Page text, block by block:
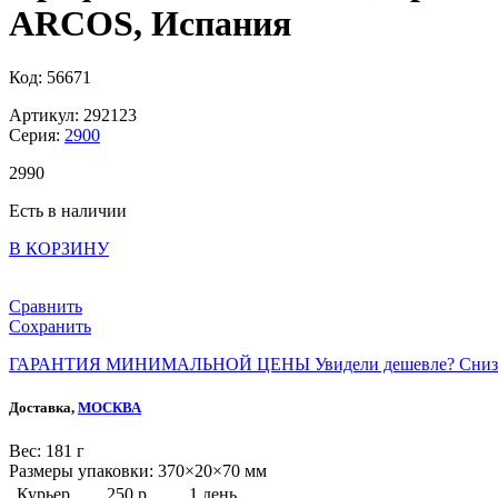
ARCOS, Испания
Код: 56671
Артикул: 292123
Серия: 2900
2990
Есть в наличии
В КОРЗИНУ
Сравнить
Сохранить
ГАРАНТИЯ МИНИМАЛЬНОЙ ЦЕНЫ Увидели дешевле?
Доставка, МОСКВА
Веc: 181 г
Размеры упаковки: 370×20×70 мм